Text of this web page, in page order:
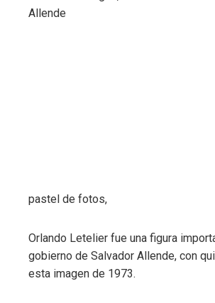
Allende
pastel de fotos,
Orlando Letelier fue una figura
gobierno de Salvador Allende, con
esta imagen de 1973.